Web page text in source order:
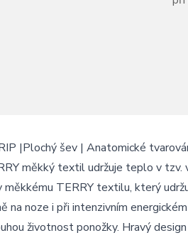
|Plochý šev | Anatomické
měkký textil udržuje teplo v tzv.
TERRY textilu, který
na noze i při intenzivním
životnost ponožky. Hravý